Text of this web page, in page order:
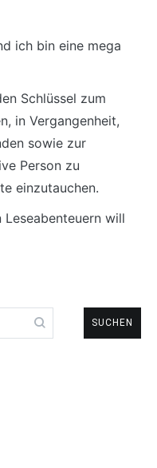
ich bin eine mega
Schlüssel zum
in Vergangenheit,
sowie zur
Person zu
einzutauchen.
will